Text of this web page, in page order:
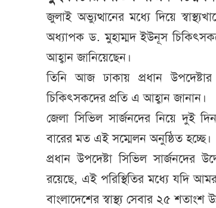
জুলাই অভ্যুত্থানের মধ্যে দিয়ে
অধ্যাপক ড. মুহাম্মদ ইউনূস
আহ্বান জানিয়েছেন।
তিনি আজ ঢাকায় প্রধান
চিকিৎসকদের প্রতি এ আহ্বান জানান।
জেলা সিভিল সার্জনদের নিয়ে দুই
বারের মত এই সম্মেলন অনুষ্ঠিত হচ্ছে।
প্রধান উপদেষ্টা সিভিল সার্জনদের
রয়েছে, এই পরিস্থিতির মধ্যে যদি
বাংলাদেশের স্বাস্থ্য সেবার ২৫ শতাংশ